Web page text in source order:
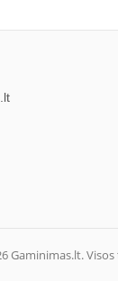
Gaminimas.lt. Visos